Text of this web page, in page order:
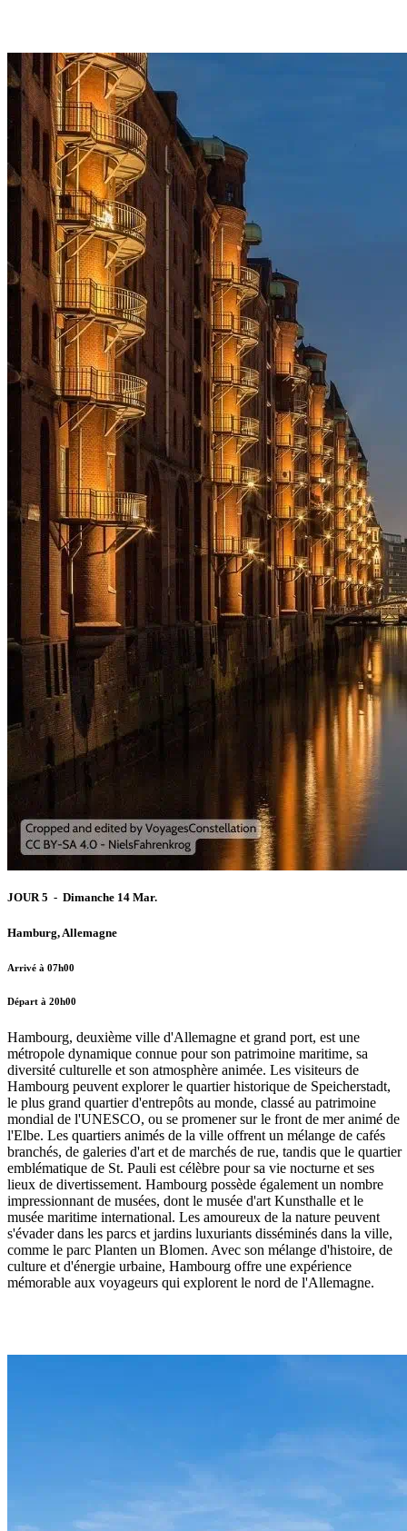
JOUR 5 - Dimanche 14 Mar.
Hamburg, Allemagne
Arrivé à 07h00
Départ à 20h00
Hambourg, deuxième ville d'Allemagne et grand port, est une
métropole dynamique connue pour son patrimoine maritime, sa
diversité culturelle et son atmosphère animée. Les visiteurs de
Hambourg peuvent explorer le quartier historique de Speicherstadt,
le plus grand quartier d'entrepôts au monde, classé au patrimoine
mondial de l'UNESCO, ou se promener sur le front de mer animé de
l'Elbe. Les quartiers animés de la ville offrent un mélange de cafés
branchés, de galeries d'art et de marchés de rue, tandis que le quartier
emblématique de St. Pauli est célèbre pour sa vie nocturne et ses
lieux de divertissement. Hambourg possède également un nombre
impressionnant de musées, dont le musée d'art Kunsthalle et le
musée maritime international. Les amoureux de la nature peuvent
s'évader dans les parcs et jardins luxuriants disséminés dans la ville,
comme le parc Planten un Blomen. Avec son mélange d'histoire, de
culture et d'énergie urbaine, Hambourg offre une expérience
mémorable aux voyageurs qui explorent le nord de l'Allemagne.